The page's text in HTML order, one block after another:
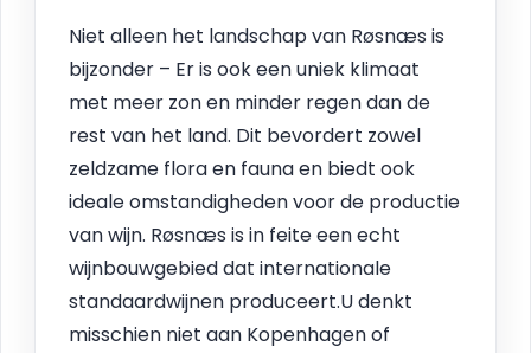
Niet alleen het landschap van Røsnæs is
bijzonder – Er is ook een uniek klimaat
met meer zon en minder regen dan de
rest van het land. Dit bevordert zowel
zeldzame flora en fauna en biedt ook
ideale omstandigheden voor de productie
van wijn. Røsnæs is in feite een echt
wijnbouwgebied dat internationale
standaardwijnen produceert.U denkt
misschien niet aan Kopenhagen of